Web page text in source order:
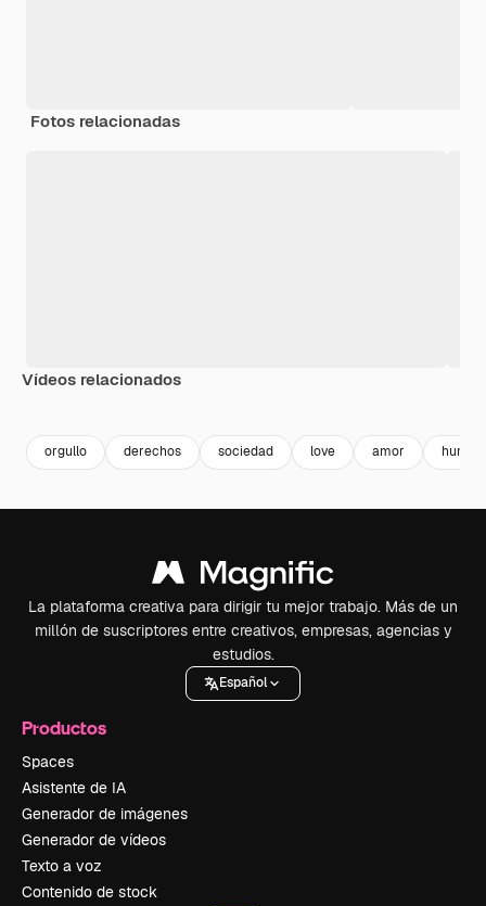
Fotos relacionadas
Vídeos relacionados
orgullo derechos sociedad love amor
La plataforma creativa para dirigir tu mejor trabajo. Más de un
millón de suscriptores entre creativos, empresas, agencias y
estudios.
Español
Productos
Spaces
Asistente de IA
Generador de imágenes
Generador de vídeos
Texto a voz
Contenido de stock